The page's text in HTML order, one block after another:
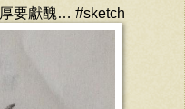
厚要獻醜… #sketch